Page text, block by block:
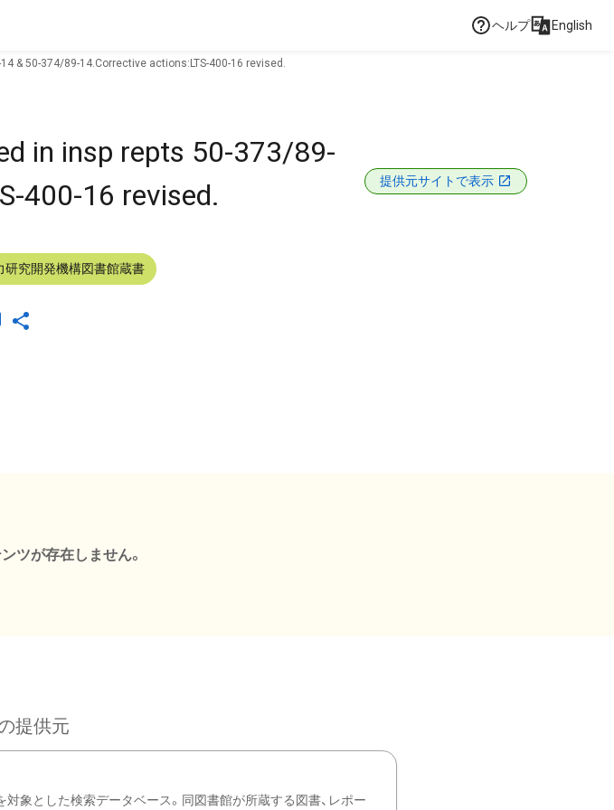
ヘルプ English
& 50-374/89-14.Corrective actions:LTS-400-16 revised.
in insp repts 50-373/89-
400-16 revised.
提供元サイトで表示
研究開発機構図書館蔵書
ツが存在しません。
提供元
象とした検索データベース。同図書館が所蔵する図書、レポー